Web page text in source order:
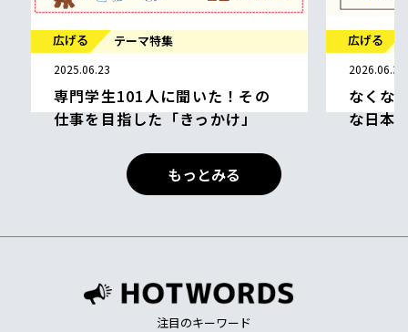
広げる テーマ特集
2025.06.23
専門学生101人に聞いた！その
仕事を目指した「きっかけ」
辻 胡桃 株式会社グッドニュース キャリア
興味関心
広げる
2026.06.30
なくな
な日本
もっとみる
注目のキーワード